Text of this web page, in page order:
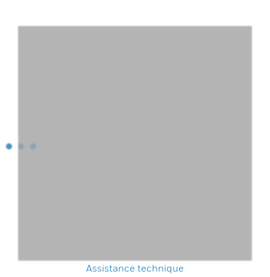
Assistance technique